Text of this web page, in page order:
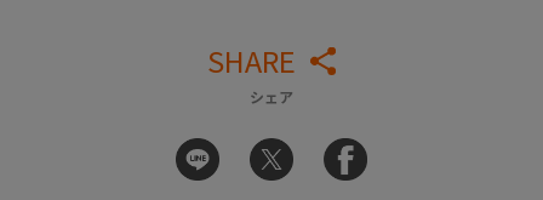
SHARE
シェア